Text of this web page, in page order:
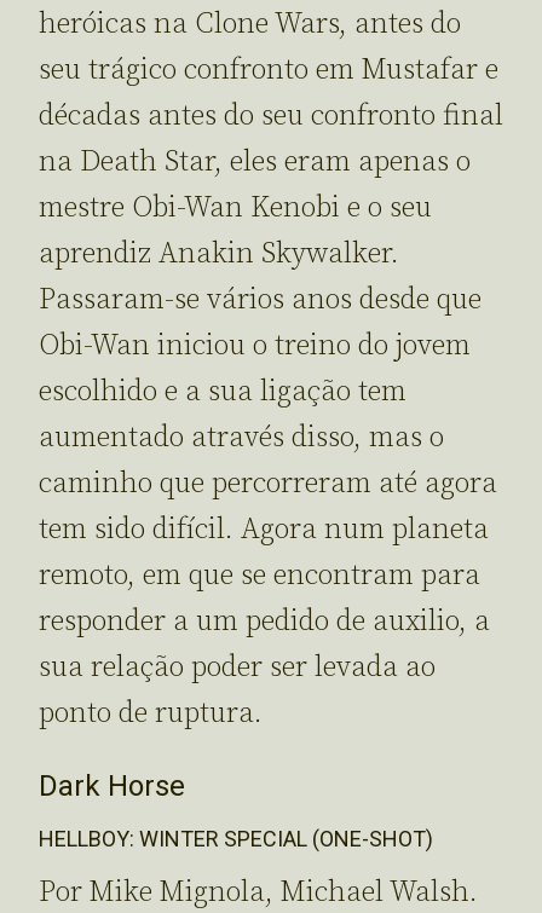
heróicas na Clone Wars, antes do
seu trágico confronto em Mustafar e
décadas antes do seu confronto final
na Death Star, eles eram apenas o
mestre Obi-Wan Kenobi e o seu
aprendiz Anakin Skywalker.
Passaram-se vários anos desde que
Obi-Wan iniciou o treino do jovem
escolhido e a sua ligação tem
aumentado através disso, mas o
caminho que percorreram até agora
tem sido difícil. Agora num planeta
remoto, em que se encontram para
responder a um pedido de auxilio, a
sua relação poder ser levada ao
ponto de ruptura.
Dark Horse
HELLBOY: WINTER SPECIAL (ONE-SHOT)
Por Mike Mignola, Michael Walsh.